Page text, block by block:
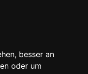
besser an
oder um